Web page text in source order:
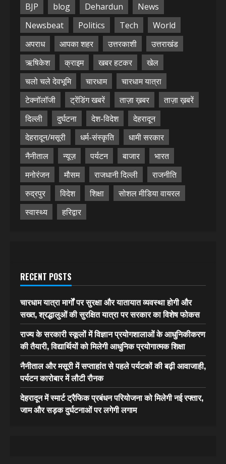
BJP blog Dehardun
News
Newsbeat
Politics Tech
World
अपराध
आपका शहर उत्तरकाशी
उत्तराखंड
ऋषिकेश
क्राइम खबर हटकर
खेल
चलो चले देवभूमि
चारधाम
चारधाम यात्रा
टेक्नॉलॉजी
ट्रेंडिंग खबरें ताज़ा ख़बर
ताज़ा ख़बरें
दिल्ली
दुर्घटना देश-विदेश
देहरादून
देहरादून/मसूरी
धर्म-संस्कृति
धामी सरकार
नैनीताल
न्यूज़ पर्यटन बाजार
भारत
मनोरंजन
मौसम राजधानी दिल्ली
राजनीति
रुद्रपुर
विदेश शिक्षा
सोशल मीडिया वायरल
स्वास्थ्य
हरिद्वार
RECENT POSTS
चारधाम यात्रा मार्गों पर सुरक्षा और यातायात व्यवस्था होगी और
सख्त, श्रद्धालुओं की सुरक्षित यात्रा पर सरकार का विशेष फोकस
राज्य के सरकारी स्कूलों में विज्ञान प्रयोगशालाओं के आधुनिकीकरण
की तैयारी, विद्यार्थियों को मिलेगी आधुनिक प्रयोगात्मक शिक्षा
नैनीताल और मसूरी में सप्ताहांत से पहले पर्यटकों की बढ़ी आवाजाही,
पर्यटन कारोबार में लौटी रौनक
देहरादून में स्मार्ट ट्रैफिक प्रबंधन परियोजना को मिलेगी नई रफ्तार,
जाम और सड़क दुर्घटनाओं पर लगेगी लगाम